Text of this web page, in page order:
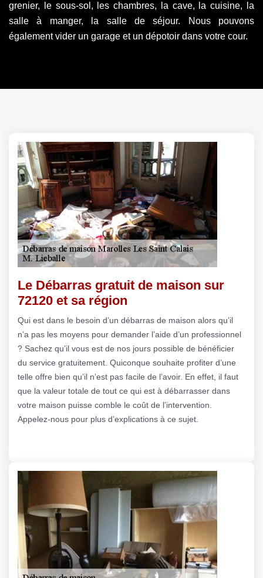
grenier, le sous-sol, les chambres, la cave, la cuisine, la
salle à manger, la salle de séjour. Nous pouvons
également vider un garage et un dépotoir dans votre cour.
Le Débarras gratuit de maison sur
72120 et sa région
Qui est dans le besoin d’un débarras de maison alors qu’il
n’a pas les moyens pour demander l’aide d’un professionnel
? Sachez qu’il vous est de nos jours possible de bénéficier
du service gratuitement. Quiconque souhaite profiter d’une
telle offre bien qu’il n’est pas facile de l’avoir. En effet, il faut
que la valeur totale de tout ce qui est à débarrasser dans
votre maison puisse comble le coût de l’intervention.
Appelez-nous pour plus d’explications à ce sujet.